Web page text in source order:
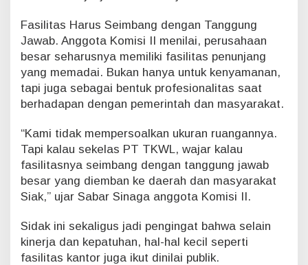
n
y
a
S
e
p
i
Fasilitas Harus Seimbang dengan Tanggung
Jawab. Anggota Komisi II menilai, perusahaan
besar seharusnya memiliki fasilitas penunjang
yang memadai. Bukan hanya untuk kenyamanan,
tapi juga sebagai bentuk profesionalitas saat
berhadapan dengan pemerintah dan masyarakat.
“Kami tidak mempersoalkan ukuran ruangannya.
Tapi kalau sekelas PT TKWL, wajar kalau
fasilitasnya seimbang dengan tanggung jawab
besar yang diemban ke daerah dan masyarakat
Siak,” ujar Sabar Sinaga anggota Komisi II.
Sidak ini sekaligus jadi pengingat bahwa selain
kinerja dan kepatuhan, hal-hal kecil seperti
fasilitas kantor juga ikut dinilai publik.